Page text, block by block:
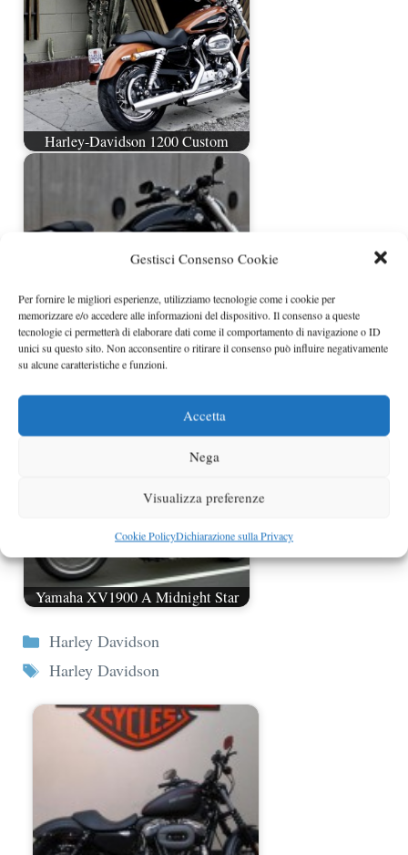
Gestisci Consenso Cookie
Per fornire le migliori esperienze, utilizziamo tecnologie come i cookie per
memorizzare e/o accedere alle informazioni del dispositivo. Il consenso a queste
tecnologie ci permetterà di elaborare dati come il comportamento di navigazione o ID
unici su questo sito. Non acconsentire o ritirare il consenso può influire negativamente
su alcune caratteristiche e funzioni.
Accetta
Nega
Visualizza preferenze
Cookie PolicyDichiarazione sulla Privacy
Harley-Davidson 1200 Custom
Harley Davidson V-Rod Muscle
Yamaha XV1900 A Midnight Star
Categorie
Harley Davidson
Tag
Harley Davidson